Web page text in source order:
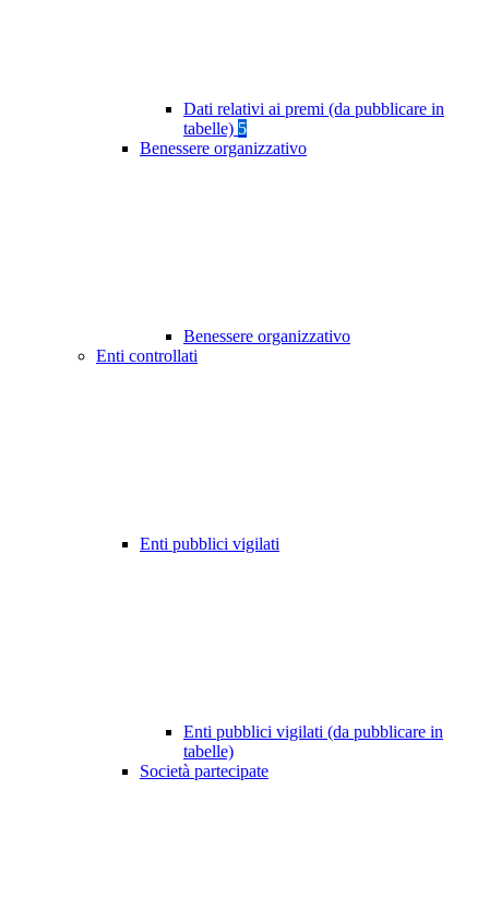
Dati relativi ai premi (da pubblicare in
tabelle) 5
Benessere organizzativo
Benessere organizzativo
Enti controllati
Enti pubblici vigilati
Enti pubblici vigilati (da pubblicare in
tabelle)
Società partecipate